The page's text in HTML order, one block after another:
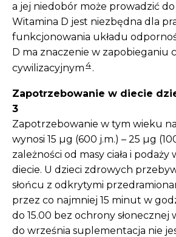
a jej niedobór może prowadzić
Witamina D jest niezbędna dla
funkcjonowania układu
D ma znaczenie w zapobieganiu
cywilizacyjnym4.
Zapotrzebowanie w diecie
3
Zapotrzebowanie w tym wieku
wynosi 15 µg (600 j.m.) – 25 µg
zależności od masy ciała i podaży
diecie. U dzieci zdrowych
słońcu z odkrytymi
przez co najmniej 15 minut w
do 15.00 bez ochrony słonecznej
do września suplementacja nie